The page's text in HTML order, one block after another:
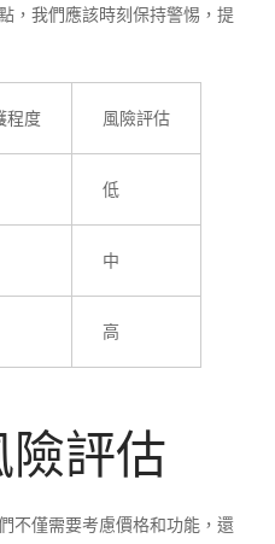
，我們應該時刻保持警惕，提
程度 風險評估
低
中
高
評估
不僅需要考慮價格和功能，還